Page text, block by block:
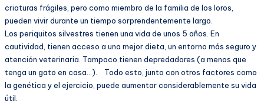
criaturas frágiles, pero como miembro de la familia de los loros,
pueden vivir durante un tiempo sorprendentemente largo.
Los periquitos silvestres tienen una vida de unos 5 años. En
cautividad, tienen acceso a una mejor dieta, un entorno más seguro y
atención veterinaria. Tampoco tienen depredadores (a menos que
tenga un gato en casa…). Todo esto, junto con otros factores como
la genética y el ejercicio, puede aumentar considerablemente su vida
útil.